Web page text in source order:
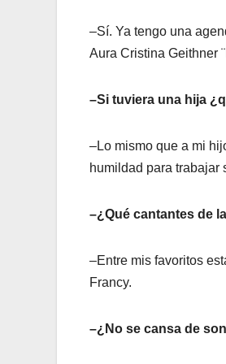
–Sí. Ya tengo una
Aura Cristina Geithner
–Si tuviera una hija
–Lo mismo que a mi
humildad para trabajar
–¿Qué cantantes de
–Entre mis favoritos
Francy.
–¿No se cansa de